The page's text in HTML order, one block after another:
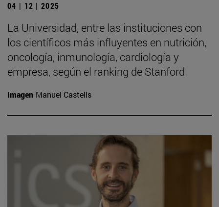
04 | 12 | 2025
La Universidad, entre las instituciones con
los científicos más influyentes en nutrición,
oncología, inmunología, cardiología y
empresa, según el ranking de Stanford
Imagen Manuel Castells